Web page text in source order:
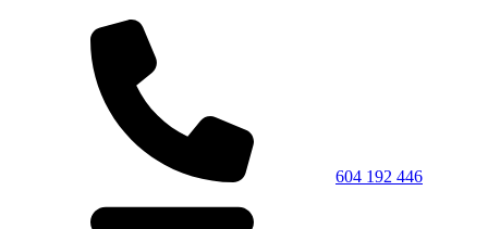
604 192 446